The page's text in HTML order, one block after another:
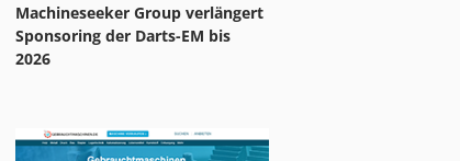
Machineseeker Group verlängert
Sponsoring der Darts-EM bis
2026